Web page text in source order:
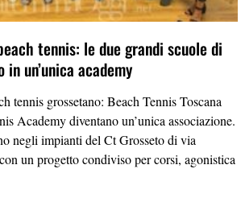
tennis: le due grandi scuole di
un’unica academy
tennis grossetano: Beach Tennis Toscana
Academy diventano un’unica associazione.
negli impianti del Ct Grosseto di via
un progetto condiviso per corsi, agonistica